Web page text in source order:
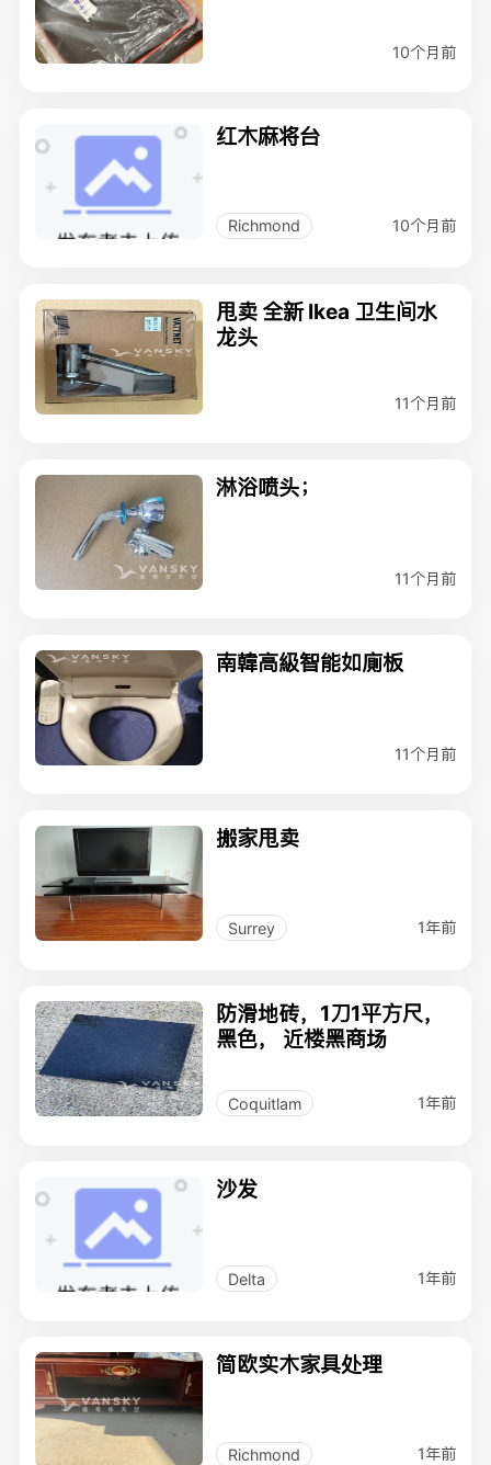
10个月前
红木麻将台
Richmond 10个月前
甩卖 全新 Ikea 卫生间水
龙头
11个月前
淋浴喷头；
11个月前
南韓高級智能如廁板
11个月前
搬家甩卖
Surrey 1年前
防滑地砖，1刀1平方尺，
黑色， 近楼黑商场
Coquitlam 1年前
沙发
Delta 1年前
简欧实木家具处理
Richmond 1年前